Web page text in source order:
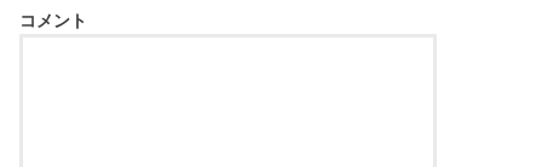
コメント